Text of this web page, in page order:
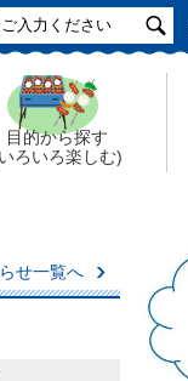
目的から探す
ろいろ楽しむ)
せ一覧へ